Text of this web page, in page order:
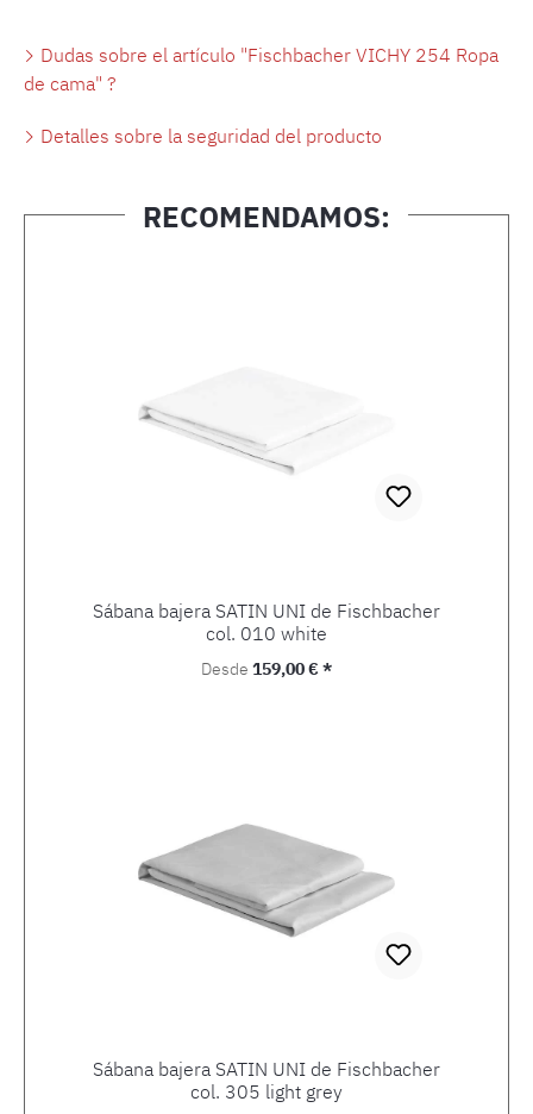
Dudas sobre el artículo "Fischbacher VICHY 254 Ropa
de cama" ?
Detalles sobre la seguridad del producto
RECOMENDAMOS:
Sábana bajera SATIN UNI de Fischbacher
col. 010 white
Precio normal:
Desde 159,00 € *
Sábana bajera SATIN UNI de Fischbacher
col. 305 light grey